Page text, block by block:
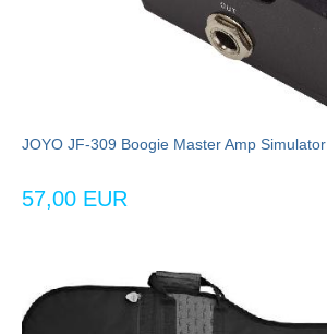
JOYO JF-309 Boogie Master Amp Simulator
57,00 EUR